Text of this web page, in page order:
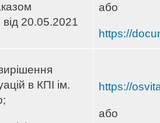
20.05.2021
або
https://
в КПІ ім.
https://
або